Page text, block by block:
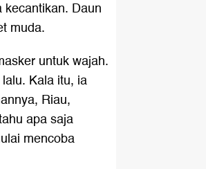
Daun
muda.
untuk wajah.
Kala itu, ia
Riau,
apa saja
mencoba